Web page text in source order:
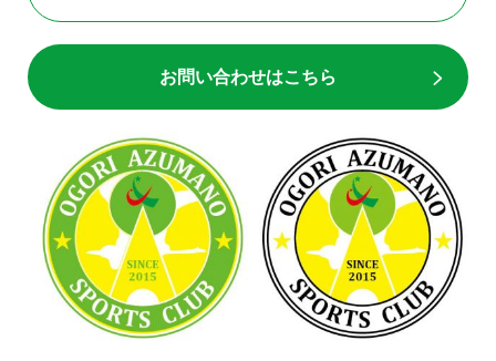
お問い合わせはこちら